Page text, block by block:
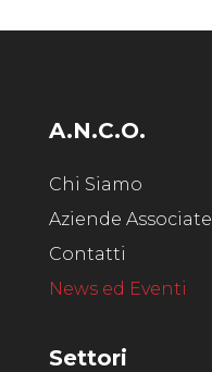
A.N.C.O.
Chi Siamo
Aziende Associate
Contatti
News ed Eventi
Settori